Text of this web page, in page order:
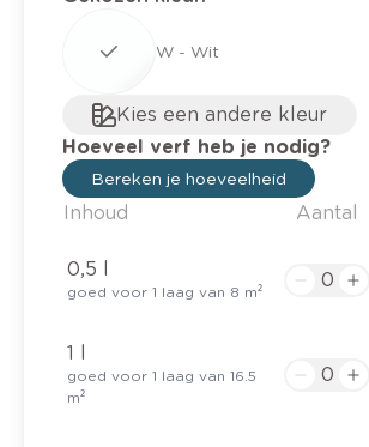
W - Wit
Kies een andere kleur
Hoeveel verf heb je nodig?
Bereken je hoeveelheid
Inhoud Aantal
0,5 l
goed voor 1 laag van 8 m²
1 l
goed voor 1 laag van 16.5
m²